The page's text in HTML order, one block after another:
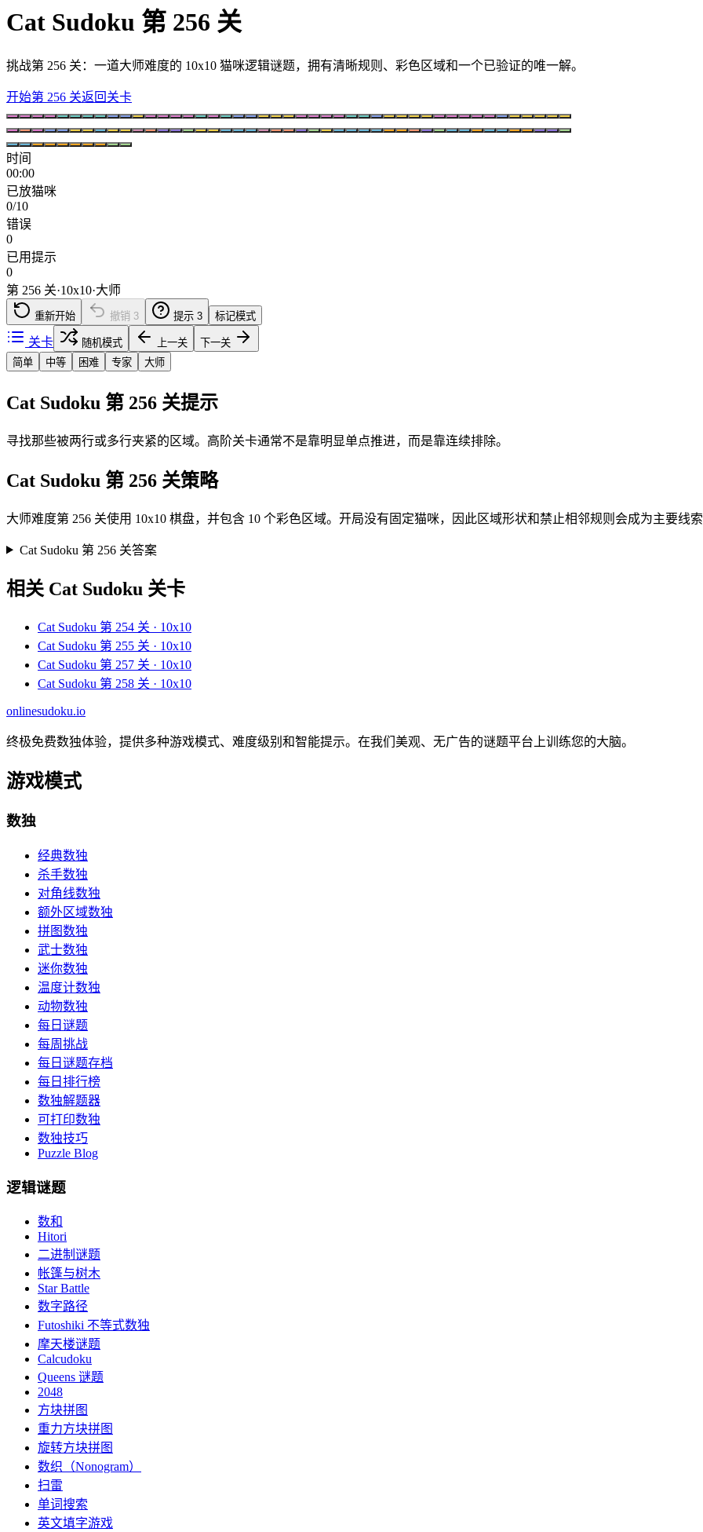
Cat Sudoku 第 256 关
挑战第 256 关：一道大师难度的 10x10 猫咪逻辑谜题，拥有清晰规则、彩色区域和一个已验证的唯一解。
开始第 256 关返回关卡
时间
00:00
已放猫咪
0/10
错误
0
已用提示
0
第 256 关·10x10·大师
重新开始 撤销 3 提示 3 标记模式
关卡 随机模式 上一关
下一关
简单
中等 困难 专家 大师
Cat Sudoku 第 256 关提示
寻找那些被两行或多行夹紧的区域。高阶关卡通常不是靠明显单点推进，而是靠连续排除。
Cat Sudoku 第 256 关策略
大师难度第 256 关使用 10x10 棋盘，并包含 10 个彩色区域。开局没有固定猫咪，因此区域形状和禁止相邻规则会成为主要线
Cat Sudoku 第 256 关答案
相关 Cat Sudoku 关卡
Cat Sudoku 第 254 关 · 10x10
Cat Sudoku 第 255 关 · 10x10
Cat Sudoku 第 257 关 · 10x10
Cat Sudoku 第 258 关 · 10x10
onlinesudoku.io
终极免费数独体验，提供多种游戏模式、难度级别和智能提示。在我们美观、无广告的谜题平台上训练您的大脑。
游戏模式
数独
经典数独
杀手数独
对角线数独
额外区域数独
拼图数独
武士数独
迷你数独
温度计数独
动物数独
每日谜题
每周挑战
每日谜题存档
每日排行榜
数独解题器
可打印数独
数独技巧
Puzzle Blog
逻辑谜题
数和
Hitori
二进制谜题
帐篷与树木
Star Battle
数字路径
Futoshiki 不等式数独
摩天楼谜题
Calcudoku
Queens 谜题
2048
方块拼图
重力方块拼图
旋转方块拼图
数织（Nonogram）
扫雷
单词搜索
英文填字游戏